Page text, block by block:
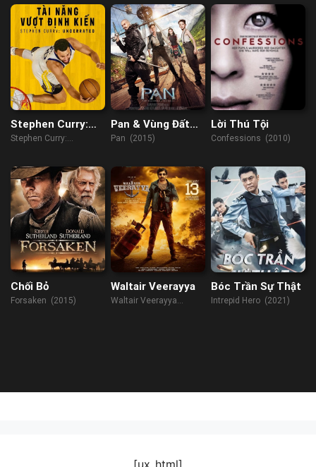
Stephen Curry:
Tài Năng Vượt
Stephen Curry:
Pan & Vùng Đất
Neverland
Pan (2015)
Lời Thú Tội
Confessions (2010)
Chối Bỏ
Forsaken (2015)
Waltair Veerayya
Waltair Veerayya
Bóc Trần Sự Thật
Intrepid Hero (2021)